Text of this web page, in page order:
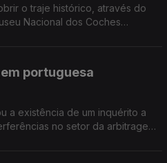
o traje histórico, através do
Nacional dos Coches
portuguesa
a existência de um inquérito a
no setor da arbitragem